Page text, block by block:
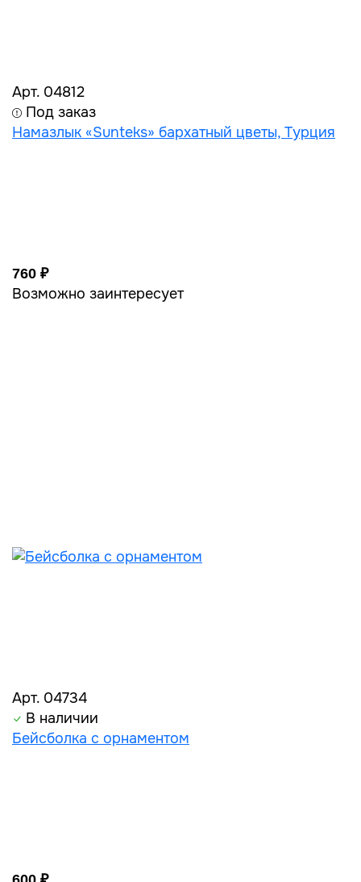
Арт. 04812
Под заказ
Намазлык «Sunteks» бархатный цветы, Турция
760 ₽
Возможно заинтересует
Арт. 04734
В наличии
Бейсболка с орнаментом